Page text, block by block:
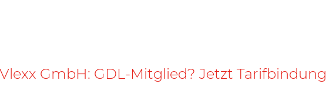
GmbH: GDL-Mitglied? Jetzt Tarifbindung